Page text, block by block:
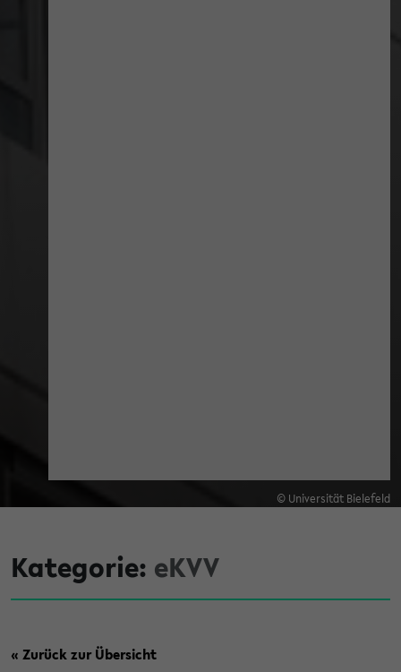
© Universität Bielefeld
Kategorie: eKVV
« Zurück zur Übersicht